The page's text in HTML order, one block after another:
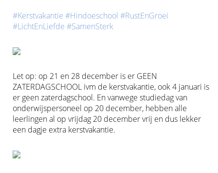
#Kerstvakantie #Hindoeschool #RustEnGroei
#LichtEnLiefde #SamenSterk
Let op: op 21 en 28 december is er GEEN
ZATERDAGSCHOOL ivm de kerstvakantie, ook 4 januari is
er geen zaterdagschool. En vanwege studiedag van
onderwijspersoneel op 20 december, hebben alle
leerlingen al op vrijdag 20 december vrij en dus lekker
een dagje extra kerstvakantie.